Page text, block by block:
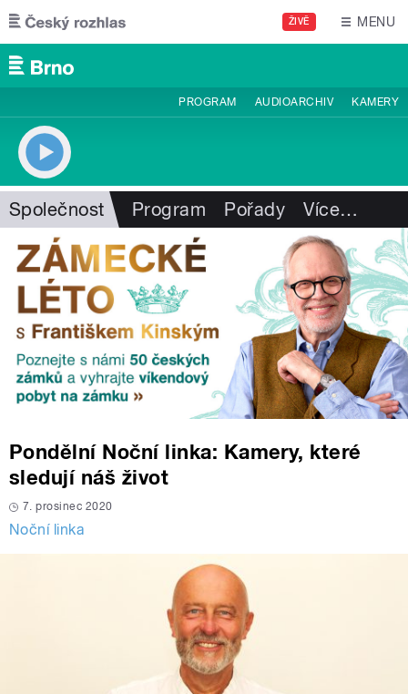
Přejít k hlavnímu obsahu
ŽIVĚ MENU
PROGRAM AUDIOARCHIV KAMERY
Společnost Program Pořady Více…
Pondělní Noční linka: Kamery, které
sledují náš život
7. prosinec 2020
Noční linka